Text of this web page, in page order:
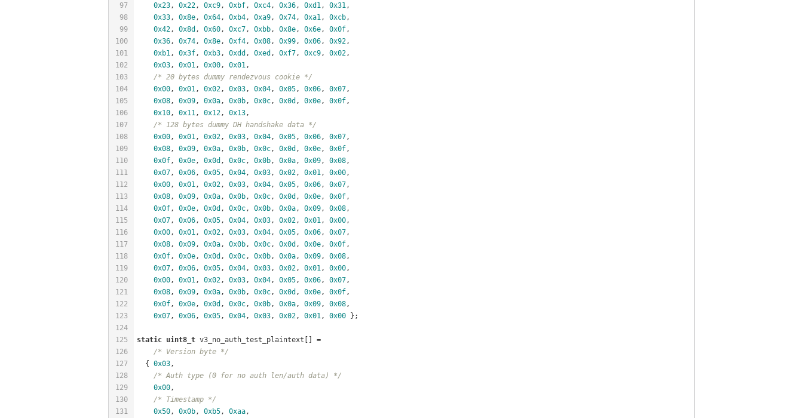
97
98
99
100
101
102
103
104
105
106
107
108
109
110
111
112
113
114
115
116
117
118
119
120
121
122
123
124
125
126
127
128
129
130
131
0x23, 0x22, 0xc9, 0xbf, 0xc4, 0x36, 0xd1, 0x31,
0x33, 0x8e, 0x64, 0xb4, 0xa9, 0x74, 0xa1, 0xcb,
0x42, 0x8d , 0x60, 0xc7, 0xbb, 0x8e, 0x6e, 0x0f,
0x36, 0x74, 0x8e, 0xf4, 0x08, 0x99, 0x06, 0x92,
0xb1, 0x3f, 0xb3, 0xdd , 0xed , 0xf7, 0xc9, 0x02,
0x03, 0x01, 0x00, 0x01,
/* 20 bytes dummy rendezvous cookie */
0x00, 0x01, 0x02, 0x03, 0x04, 0x05, 0x06, 0x07,
0x08, 0x09, 0x0a, 0x0b, 0x0c, 0x0d , 0x0e, 0x0f,
0x10, 0x11, 0x12, 0x13,
/* 128 bytes dummy DH handshake data */
0x00, 0x01, 0x02, 0x03, 0x04, 0x05, 0x06, 0x07,
0x08, 0x09, 0x0a, 0x0b, 0x0c, 0x0d , 0x0e, 0x0f,
0x0f, 0x0e, 0x0d , 0x0c, 0x0b, 0x0a, 0x09, 0x08,
0x07, 0x06, 0x05, 0x04, 0x03, 0x02, 0x01, 0x00,
0x00, 0x01, 0x02, 0x03, 0x04, 0x05, 0x06, 0x07,
0x08, 0x09, 0x0a, 0x0b, 0x0c, 0x0d , 0x0e, 0x0f,
0x0f, 0x0e, 0x0d , 0x0c, 0x0b, 0x0a, 0x09, 0x08,
0x07, 0x06, 0x05, 0x04, 0x03, 0x02, 0x01, 0x00,
0x00, 0x01, 0x02, 0x03, 0x04, 0x05, 0x06, 0x07,
0x08, 0x09, 0x0a, 0x0b, 0x0c, 0x0d , 0x0e, 0x0f,
0x0f, 0x0e, 0x0d , 0x0c, 0x0b, 0x0a, 0x09, 0x08,
0x07, 0x06, 0x05, 0x04, 0x03, 0x02, 0x01, 0x00,
0x00, 0x01, 0x02, 0x03, 0x04, 0x05, 0x06, 0x07,
0x08, 0x09, 0x0a, 0x0b, 0x0c, 0x0d , 0x0e, 0x0f,
0x0f, 0x0e, 0x0d , 0x0c, 0x0b, 0x0a, 0x09, 0x08,
0x07, 0x06, 0x05, 0x04, 0x03, 0x02, 0x01, 0x00 };
static uint8_t v3_no_auth_test_plaintext[] =
/* Version byte */
  {
0x03,
/* Auth type (0 for no auth len/auth data) */
0x00,
/* Timestamp */
0x50, 0x0b, 0xb5, 0xaa,